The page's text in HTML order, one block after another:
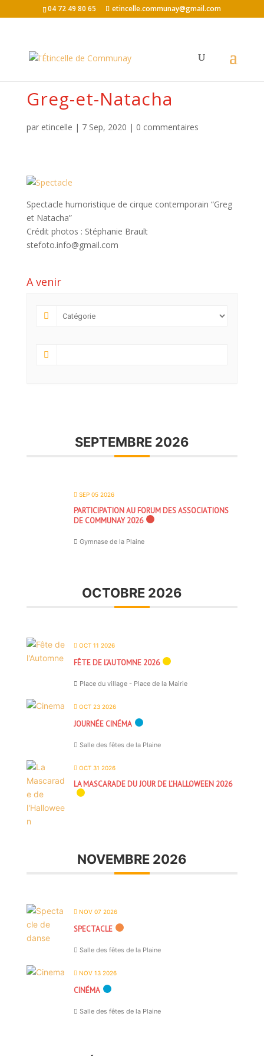
04 72 49 80 65 etincelle.communay@gmail.com
Greg-et-Natacha
par etincelle | 7 Sep, 2020 | 0 commentaires
Spectacle humoristique de cirque contemporain “Greg
et Natacha”
Crédit photos : Stéphanie Brault
stefoto.info@gmail.com
A venir
SEPTEMBRE 2026
SEP 05 2026
PARTICIPATION AU FORUM DES ASSOCIATIONS
DE COMMUNAY 2026
Gymnase de la Plaine
OCTOBRE 2026
OCT 11 2026
FÊTE DE L’AUTOMNE 2026
Place du village - Place de la Mairie
OCT 23 2026
JOURNÉE CINÉMA
Salle des fêtes de la Plaine
OCT 31 2026
LA MASCARADE DU JOUR DE L’HALLOWEEN 2026
NOVEMBRE 2026
NOV 07 2026
SPECTACLE
Salle des fêtes de la Plaine
NOV 13 2026
CINÉMA
Salle des fêtes de la Plaine